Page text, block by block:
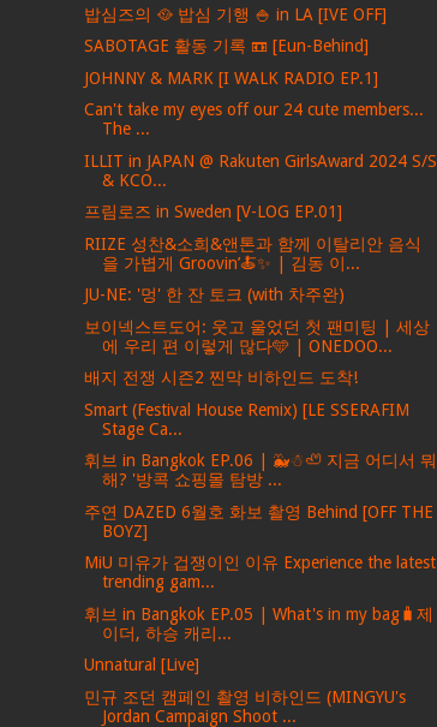
밥심즈의 🥘 밥심 기행 🍚 in LA [IVE OFF]
SABOTAGE 활동 기록 📼 [Eun-Behind]
JOHNNY & MARK [I WALK RADIO EP.1]
Can't take my eyes off our 24 cute members...
The ...
ILLIT in JAPAN @ Rakuten GirlsAward 2024 S/S
& KCO...
프림로즈 in Sweden [V-LOG EP.01]
RIIZE 성찬&소희&앤톤과 함께 이탈리안 음식
을 가볍게 Groovin’🍝✨ | 김동 이...
JU-NE: '멍' 한 잔 토크 (with 차주완)
보이넥스트도어: 웃고 울었던 첫 팬미팅 | 세상
에 우리 편 이렇게 많다🩵 | ONEDOO...
배지 전쟁 시즌2 찐막 비하인드 도착!
Smart (Festival House Remix) [LE SSERAFIM
Stage Ca...
휘브 in Bangkok EP.06 | 🐳☃🦥 지금 어디서 뭐
해? '방콕 쇼핑몰 탐방 ...
주연 DAZED 6월호 화보 촬영 Behind [OFF THE
BOYZ]
MiU 미유가 겁쟁이인 이유 Experience the latest
trending gam...
휘브 in Bangkok EP.05 | What's in my bag🧳제
이더, 하승 캐리...
Unnatural [Live]
민규 조던 캠페인 촬영 비하인드 (MINGYU's
Jordan Campaign Shoot ...